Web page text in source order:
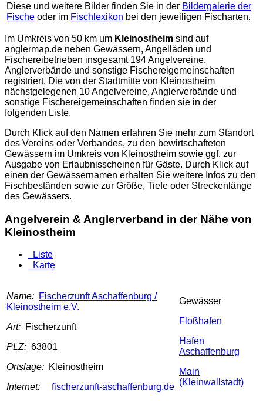
Diese und weitere Bilder finden Sie in der Bildergalerie der
Fische oder im Fischlexikon bei den jeweiligen Fischarten.
Im Umkreis von 50 km um Kleinostheim sind auf
anglermap.de neben Gewässern, Angelläden und
Fischereibetrieben insgesamt 194 Angelvereine,
Anglerverbände und sonstige Fischereigemeinschaften
registriert. Die von der Stadtmitte von Kleinostheim
nächstgelegenen 10 Angelvereine, Anglerverbände und
sonstige Fischereigemeinschaften finden sie in der
folgenden Liste.
Durch Klick auf den Namen erfahren Sie mehr zum Standort
des Vereins oder Verbandes, zu den bewirtschafteten
Gewässern im Umkreis von Kleinostheim sowie ggf. zur
Ausgabe von Erlaubnisscheinen für Gäste. Durch Klick auf
einen der Gewässernamen erhalten Sie weitere Infos zu den
Fischbeständen sowie zur Größe, Tiefe oder Streckenlänge
des Gewässers.
Angelverein & Anglerverband in der Nähe von
Kleinostheim
Liste
Karte
Name: Fischerzunft Aschaffenburg /
Kleinostheim e.V.
Art: Fischerzunft
PLZ: 63801
Ortslage: Kleinostheim
Internet:
fischerzunft-aschaffenburg.de
Gewässer
Floßhafen
Hafen
Aschaffenburg
Main
(Kleinwallstadt)